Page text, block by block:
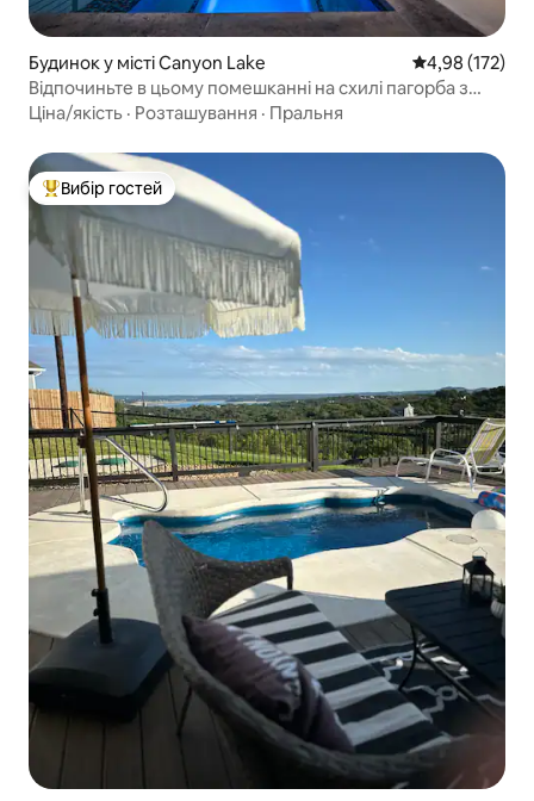
Будинок у місті Canyon Lake Середня
4,98 (172)
Відпочиньте в цьому помешканні на схилі пагорба з
видом на озеро в каньйоні
Ціна/якість · Розташування · Пральня
Топ вибір гостей
Вибір гостей